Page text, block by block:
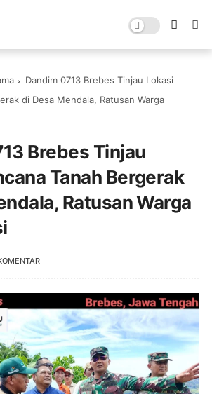
Dandim 0713 Brebes Tinjau Lokasi
di Desa Mendala, Ratusan Warga
Brebes Tinjau
Tanah Bergerak
Ratusan Warga